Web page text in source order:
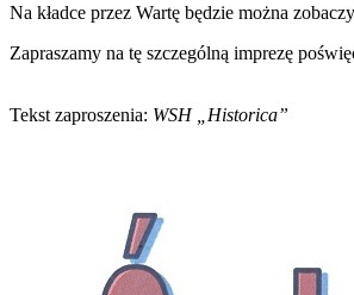
Na kładce przez Wartę będzie można
Zapraszamy na tę szczególną imprezę
Tekst zaproszenia: WSH „Historica”